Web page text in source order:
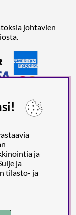
johtavien
2606)
ja
ja
tilasto- ja